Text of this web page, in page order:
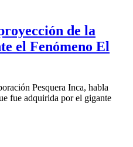
de la
el Fenómeno El
Pesquera Inca, habla
fue adquirida por el gigante